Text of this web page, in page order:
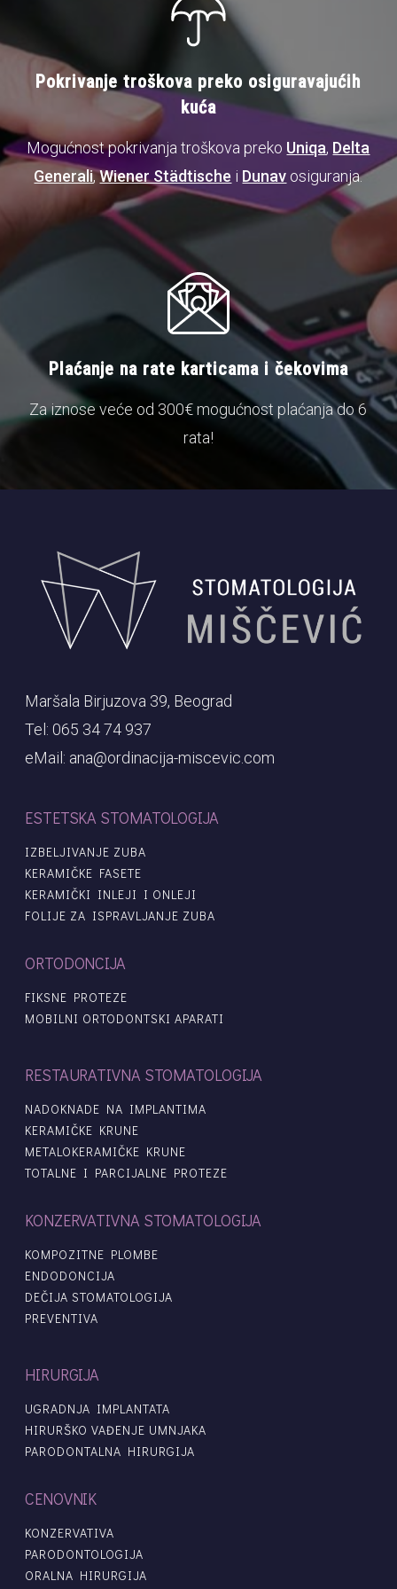
Kako očekujete odgovor?
Unesite rešenje
Pokrivanje troškova preko osiguravajućih
kuća
Mogućnost pokrivanja troškova preko Uniqa, Delta
Generali,Wiener Städtische i Dunav osiguranja.
Plaćanje na rate karticama i čekovima
Za iznose veće od 300€ mogućnost plaćanja do 6
rata!
Maršala Birjuzova 39, Beograd
Tel: 065 34 74 937
eMail: ana@ordinacija-miscevic.com
ESTETSKA STOMATOLOGIJA
IZBELJIVANJE ZUBA
KERAMIČKE FASETE
KERAMIČKI INLEJI I ONLEJI
FOLIJE ZA ISPRAVLJANJE ZUBA
ORTODONCIJA
FIKSNE PROTEZE
MOBILNI ORTODONTSKI APARATI
RESTAURATIVNA STOMATOLOGIJA
NADOKNADE NA IMPLANTIMA
KERAMIČKE KRUNE
METALOKERAMIČKE KRUNE
TOTALNE I PARCIJALNE PROTEZE
KONZERVATIVNA STOMATOLOGIJA
KOMPOZITNE PLOMBE
ENDODONCIJA
DEČIJA STOMATOLOGIJA
PREVENTIVA
HIRURGIJA
UGRADNJA IMPLANTATA
HIRURŠKO VAĐENJE UMNJAKA
PARODONTALNA HIRURGIJA
CENOVNIK
KONZERVATIVA
PARODONTOLOGIJA
ORALNA HIRURGIJA